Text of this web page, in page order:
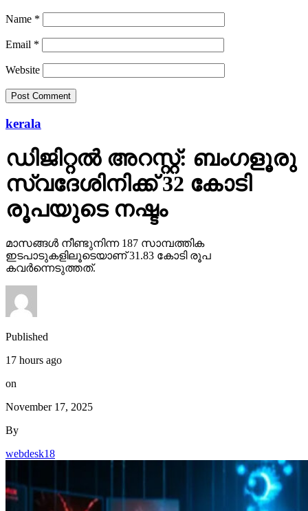
Name *
Email *
Website
kerala
ഡിജിറ്റല്‍ അറസ്റ്റ്: ബംഗളൂരു
സ്വദേശിനിക്ക് 32 കോടി
രൂപയുടെ നഷ്ടം
മാസങ്ങള്‍ നീണ്ടുനിന്ന 187 സാമ്പത്തിക
ഇടപാടുകളിലൂടെയാണ് 31.83 കോടി രൂപ
കവര്‍ന്നെടുത്തത്.
Published
17 hours ago
on
November 17, 2025
By
webdesk18